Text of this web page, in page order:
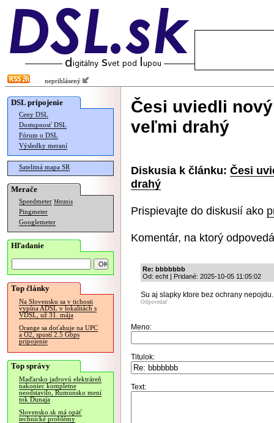
neprihlásený
DSL pripojenie
Ceny DSL
Dostupnosť DSL
Fórum o DSL
Výsledky meraní
Satelitná mapa SR
Merače
Speedmeter Merania
Pingmeter
Googlemeter
Hľadanie
Top články
Na Slovensku sa v tichosti
vypína ADSL v lokalitách s
VDSL, už 31. mája
Orange sa doťahuje na UPC
a O2, spustí 2.5 Gbps
pripojenie
Top správy
Maďarsko jadrovú elektráreň
nakoniec kompletne
neodstavilo, Rumunsko mení
tok Dunaja
Slovensko.sk má opäť
technické problémy
Česi uviedli
veľmi drahý
Diskusia k článku: Česi
drahý
Prispievajte do diskusií ako
Komentár, na ktorý
Re: bbbbbbb
Od: echt | Pridané: 2025-10-05 11:05:02
Su aj slapky ktore bez ochrany nepojdu.
Odpovedať
Meno:
Titulok:
Text: